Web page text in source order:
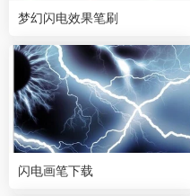
梦幻闪电效果笔刷
闪电画笔下载